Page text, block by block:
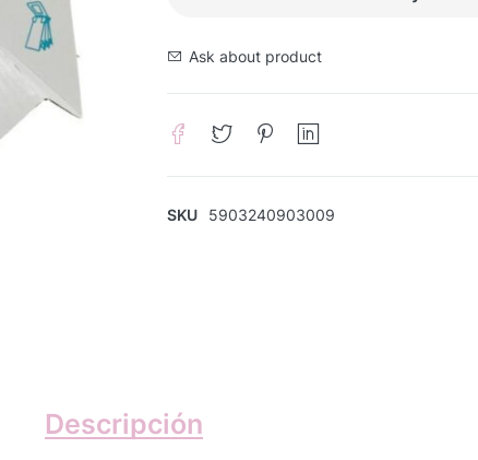
Ask about product
SKU 5903240903009
Descripción